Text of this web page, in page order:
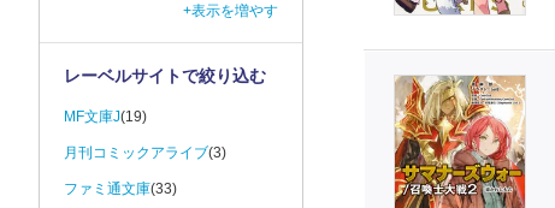
+表示を増やす
レーベルサイトで絞り込む
MF文庫J(19)
月刊コミックアライブ(3)
ファミ通文庫(33)